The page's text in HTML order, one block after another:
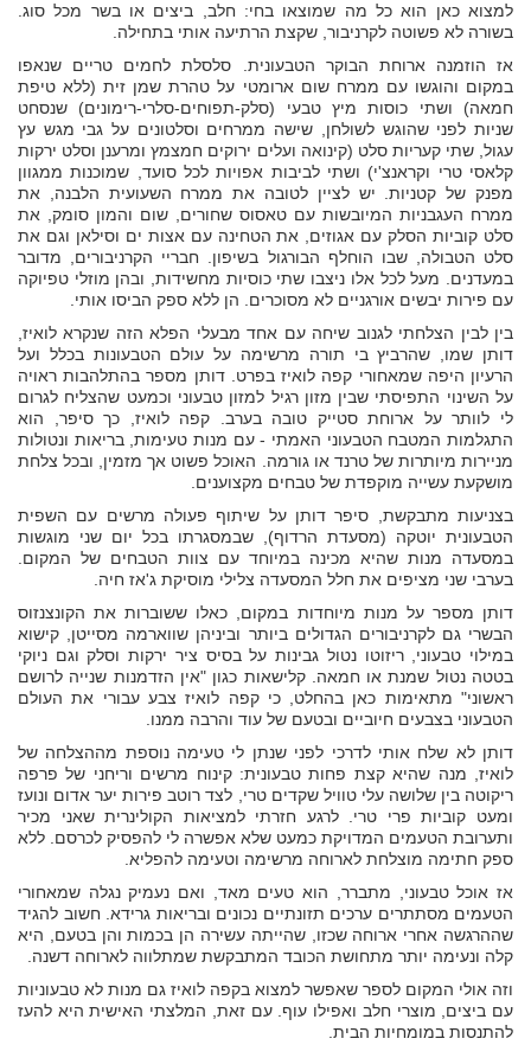
למצוא כאן הוא כל מה שמוצאו בחי: חלב, ביצים או בשר מכל סוג.
בשורה לא פשוטה לקרניבור, שקצת הרתיעה אותי בתחילה.
אז הוזמנה ארוחת הבוקר הטבעונית. סלסלת לחמים טריים שנאפו
במקום והוגשו עם ממרח שום ארומטי על טהרת שמן זית (ללא טיפת
חמאה) ושתי כוסות מיץ טבעי (סלק-תפוחים-סלרי-רימונים) שנסחט
שניות לפני שהוגש לשולחן, שישה ממרחים וסלטונים על גבי מגש עץ
עגול, שתי קעריות סלט (קינואה ועלים ירוקים חמצמץ ומרענן וסלט ירקות
קלאסי טרי וקראנצ'י) ושתי לביבות אפויות לכל סועד, שמוכנות ממגוון
מפנק של קטניות. יש לציין לטובה את ממרח השעועית הלבנה, את
ממרח העגבניות המיובשות עם טאסוס שחורים, שום והמון סומק, את
סלט קוביות הסלק עם אגוזים, את הטחינה עם אצות ים וסילאן וגם את
סלט הטבולה, שבו הוחלף הבורגול בשיפון. חבריי הקרניבורים, מדובר
במעדנים. מעל לכל אלו ניצבו שתי כוסיות מחשידות, ובהן מוזלי טפיוקה
עם פירות יבשים אורגניים לא מסוכרים. הן ללא ספק הביסו אותי.
בין לבין הצלחתי לגנוב שיחה עם אחד מבעלי הפלא הזה שנקרא לואיז,
דותן שמו, שהרביץ בי תורה מרשימה על עולם הטבעונות בכלל ועל
הרעיון היפה שמאחורי קפה לואיז בפרט. דותן מספר בהתלהבות ראויה
על השינוי התפיסתי שבין מזון רגיל למזון טבעוני וכמעט שהצליח לגרום
לי לוותר על ארוחת סטייק טובה בערב. קפה לואיז, כך סיפר, הוא
התגלמות המטבח הטבעוני האמתי - עם מנות טעימות, בריאות ונטולות
מניירות מיותרות של טרנד או גורמה. האוכל פשוט אך מזמין, ובכל צלחת
מושקעת עשייה מוקפדת של טבחים מקצוענים.
בצניעות מתבקשת, סיפר דותן על שיתוף פעולה מרשים עם השפית
הטבעונית יוטקה (מסעדת הרדוף), שבמסגרתו בכל יום שני מוגשות
במסעדה מנות שהיא מכינה במיוחד עם צוות הטבחים של המקום.
בערבי שני מציפים את חלל המסעדה צלילי מוסיקת ג'אז חיה.
דותן מספר על מנות מיוחדות במקום, כאלו ששוברות את הקונצנזוס
הבשרי גם לקרניבורים הגדולים ביותר וביניהן שווארמה מסייטן, קישוא
במילוי טבעוני, ריזוטו נטול גבינות על בסיס ציר ירקות וסלק וגם ניוקי
בטטה נטול שמנת או חמאה. קלישאות כגון "אין הזדמנות שנייה לרושם
ראשוני" מתאימות כאן בהחלט, כי קפה לואיז צבע עבורי את העולם
הטבעוני בצבעים חיוביים ובטעם של עוד והרבה ממנו.
דותן לא שלח אותי לדרכי לפני שנתן לי טעימה נוספת מההצלחה של
לואיז, מנה שהיא קצת פחות טבעונית: קינוח מרשים וריחני של פרפה
ריקוטה בין שלושה עלי טוויל שקדים טרי, לצד רוטב פירות יער אדום ונועז
ומעט קוביות פרי טרי. לרגע חזרתי למציאות הקולינרית שאני מכיר
ותערובת הטעמים המדויקת כמעט שלא אפשרה לי להפסיק לכרסם. ללא
ספק חתימה מוצלחת לארוחה מרשימה וטעימה להפליא.
אז אוכל טבעוני, מתברר, הוא טעים מאד, ואם נעמיק נגלה שמאחורי
הטעמים מסתתרים ערכים תזונתיים נכונים ובריאות גרידא. חשוב להגיד
שההרגשה אחרי ארוחה שכזו, שהייתה עשירה הן בכמות והן בטעם, היא
קלה ונעימה יותר מתחושת הכובד המתבקשת שמתלווה לארוחה דשנה.
וזה אולי המקום לספר שאפשר למצוא בקפה לואיז גם מנות לא טבעוניות
עם ביצים, מוצרי חלב ואפילו עוף. עם זאת, המלצתי האישית היא להעז
להתנסות במומחיות הבית.